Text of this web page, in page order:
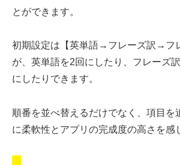
とができます。
初期設定は【英単語→フレーズ訳→フ
が、英単語を2回にしたり、フレーズ
にしたりできます。
順番を並べ替えるだけでなく、項目を
に柔軟性とアプリの完成度の高さを感